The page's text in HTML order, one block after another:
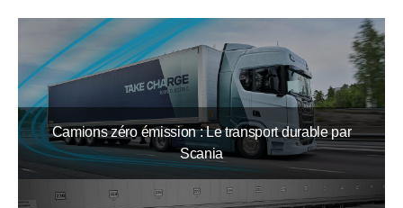
Camions zéro émission : Le transport durable par
Scania